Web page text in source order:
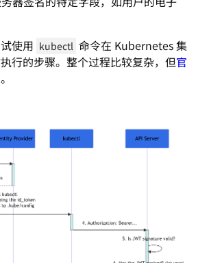
使用 kubectl 命令在 Kubernetes 集
行的步骤。整个过程比较复杂，但官